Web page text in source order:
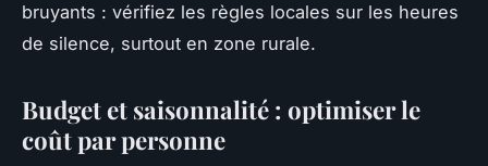
bruyants : vérifiez les règles locales sur les heures
de silence, surtout en zone rurale.
Budget et saisonnalité : optimiser le
coût par personne